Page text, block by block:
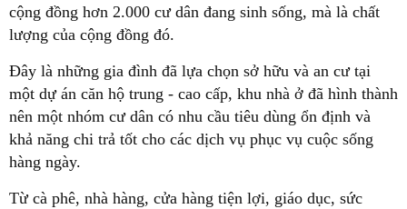
cộng đồng hơn 2.000 cư dân đang sinh sống, mà là chất
lượng của cộng đồng đó.
Đây là những gia đình đã lựa chọn sở hữu và an cư tại
một dự án căn hộ trung - cao cấp, khu nhà ở đã hình thành
nên một nhóm cư dân có nhu cầu tiêu dùng ổn định và
khả năng chi trả tốt cho các dịch vụ phục vụ cuộc sống
hàng ngày.
Từ cà phê, nhà hàng, cửa hàng tiện lợi, giáo dục, sức